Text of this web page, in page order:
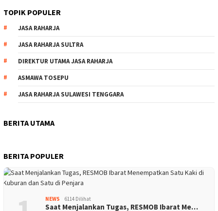
TOPIK POPULER
JASA RAHARJA
JASA RAHARJA SULTRA
DIREKTUR UTAMA JASA RAHARJA
ASMAWA TOSEPU
JASA RAHARJA SULAWESI TENGGARA
BERITA UTAMA
BERITA POPULER
NEWS 6114 Dilihat
Saat Menjalankan Tugas, RESMOB Ibarat Me…